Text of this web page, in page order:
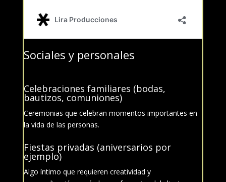
Sociales y personales
Celebraciones familiares (bodas,
bautizos, comuniones)
Ceremonias que celebran momentos importantes en
la vida de las personas.
Fiestas privadas (aniversarios por
ejemplo)
Algo íntimo que requieren creatividad y